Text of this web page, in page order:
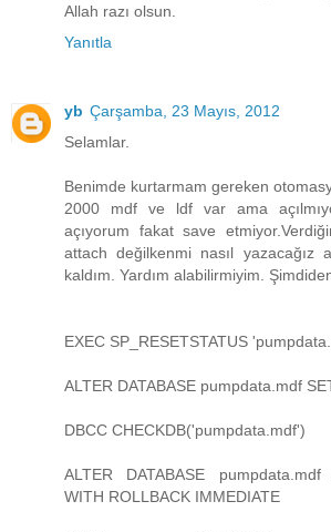
Allah razı olsun.
Yanıtla
yb Çarşamba, 23 Mayıs, 2012
Selamlar.
Benimde kurtarmam gereken
2000 mdf ve ldf var ama
açıyorum fakat save
attach değilkenmi nasıl yazacağız
kaldım. Yardım alabilirmiyim.
EXEC SP_RESETSTATUS
ALTER DATABASE pumpdata.mdf
DBCC CHECKDB('pumpdata.mdf')
ALTER DATABASE pumpdata.mdf
WITH ROLLBACK IMMEDIATE